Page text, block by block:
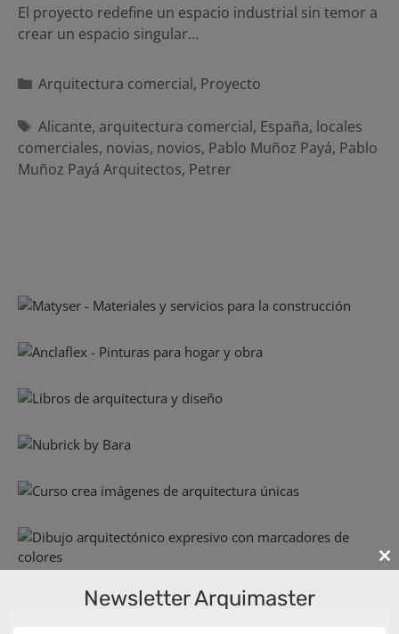
El proyecto redefine un espacio industrial sin temor a
crear un espacio singular…
Categorías
Arquitectura comercial, Proyecto
Etiquetas
Alicante, arquitectura comercial, España, locales
comerciales, novias, novios, Pablo Muñoz Payá, Pablo
Muñoz Payá Arquitectos, Petrer
Newsletter Arquimaster